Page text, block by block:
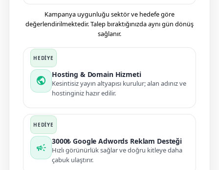
Kampanya uygunluğu sektör ve hedefe göre
değerlendirilmektedir. Talep bıraktığınızda aynı gün dönüş
sağlanır.
public
Hosting & Domain Hizmeti
Kesintisiz yayın altyapısı kurulur; alan adınız ve
hostinginiz hazır edilir.
campaign
3000₺ Google Adwords Reklam Desteği
Hızlı görünürlük sağlar ve doğru kitleye daha
çabuk ulaştırır.